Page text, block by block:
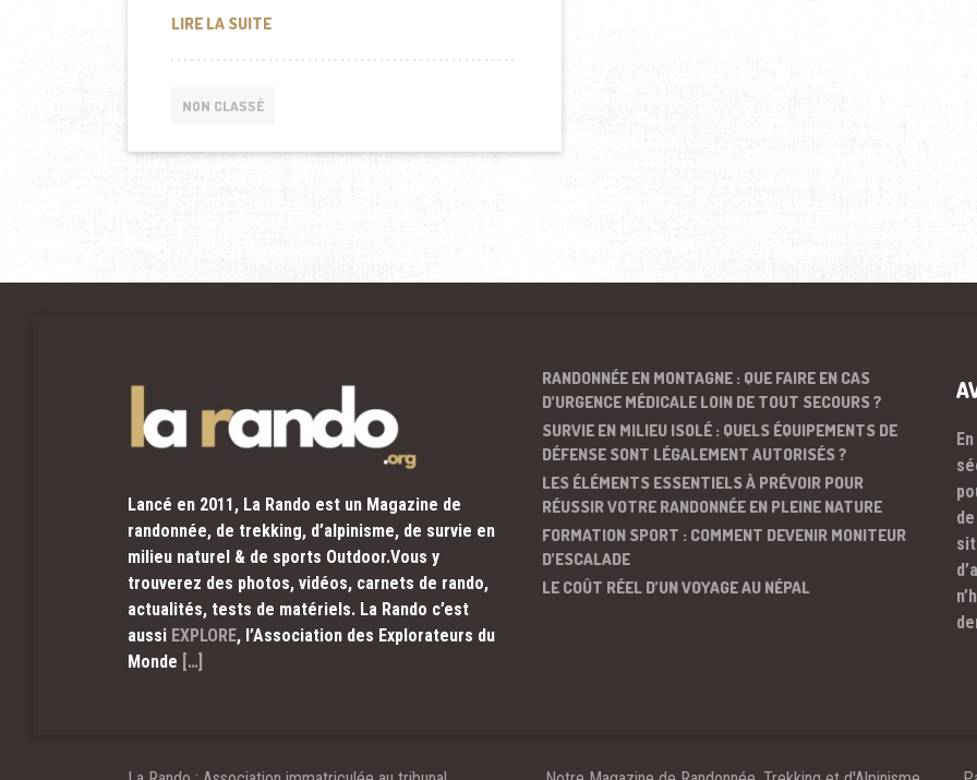
LIRE LA SUITEÉMIRATS, LES MIRAGES DE LA PUISSANCE
NON CLASSÉ
Lancé en 2011, La Rando est un Magazine de
randonnée, de trekking, d’alpinisme, de survie en
milieu naturel & de sports Outdoor.Vous y
trouverez des photos, vidéos, carnets de rando,
actualités, tests de matériels. La Rando c’est
aussi EXPLORE, l’Association des Explorateurs du
Monde […]
RANDONNÉE EN MONTAGNE : QUE FAIRE EN CAS
D’URGENCE MÉDICALE LOIN DE TOUT SECOURS ?
SURVIE EN MILIEU ISOLÉ : QUELS ÉQUIPEMENTS DE
DÉFENSE SONT LÉGALEMENT AUTORISÉS ?
LES ÉLÉMENTS ESSENTIELS À PRÉVOIR POUR
RÉUSSIR VOTRE RANDONNÉE EN PLEINE NATURE
FORMATION SPORT : COMMENT DEVENIR MONITEUR
D’ESCALADE
LE COÛT RÉEL D’UN VOYAGE AU NÉPAL